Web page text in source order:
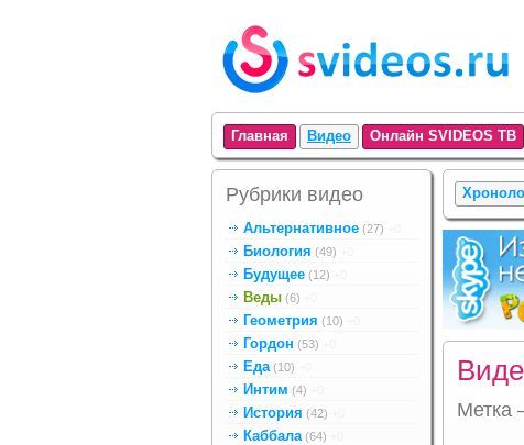
Главная Видео Онлайн SVIDEOS ТВ
Рубрики видео
Альтернативное (27)
Биология (49)
Будущее (12)
Веды (6)
Геометрия (10)
Гордон (53)
Еда (10)
Интим (4)
История (42)
Каббала (64)
Метка